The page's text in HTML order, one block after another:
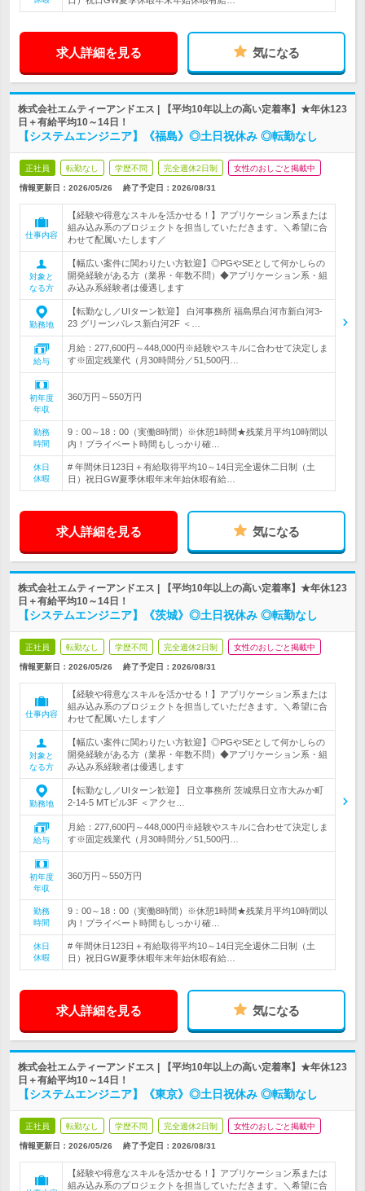
求人詳細を見る 気になる
株式会社エムティーアンドエス | 【平均10年以上の高い定着率】★年休123
日＋有給平均10～14日！
【システムエンジニア】《福島》◎土日祝休み ◎転勤なし
正社員 転勤なし 学歴不問 完全週休2日制 女性のおしごと掲載中
情報更新日：2026/05/26 終了予定日： 2026/08/31
仕事内容
【経験や得意なスキルを活かせる！】アプリケーション系または
組み込み系のプロジェクトを担当していただきます。＼希望に合
わせて配属いたします／
対象と
なる方
【幅広い案件に関わりたい方歓迎】◎PGやSEとして何かしらの
開発経験がある方（業界・年数不問）◆アプリケーション系・組
み込み系経験者は優遇します
勤務地
【転勤なし／UIターン歓迎】 白河事務所 福島県白河市新白河3-
23 グリーンパレス新白河2F ＜…
給与
月給：277,600円～448,000円※経験やスキルに合わせて決定しま
す※固定残業代（月30時間分／51,500円…
初年度
年収
360万円～550万円
勤務
時間
9：00～18：00（実働8時間）※休憩1時間★残業月平均10時間以
内！プライベート時間もしっかり確…
休日
休暇
# 年間休日123日＋有給取得平均10～14日完全週休二日制（土
日）祝日GW夏季休暇年末年始休暇有給…
求人詳細を見る 気になる
株式会社エムティーアンドエス | 【平均10年以上の高い定着率】★年休123
日＋有給平均10～14日！
【システムエンジニア】《茨城》◎土日祝休み ◎転勤なし
正社員 転勤なし 学歴不問 完全週休2日制 女性のおしごと掲載中
情報更新日：2026/05/26 終了予定日： 2026/08/31
仕事内容
【経験や得意なスキルを活かせる！】アプリケーション系または
組み込み系のプロジェクトを担当していただきます。＼希望に合
わせて配属いたします／
対象と
なる方
【幅広い案件に関わりたい方歓迎】◎PGやSEとして何かしらの
開発経験がある方（業界・年数不問）◆アプリケーション系・組
み込み系経験者は優遇します
勤務地
【転勤なし／UIターン歓迎】 日立事務所 茨城県日立市大みか町
2-14-5 MTビル3F ＜アクセ…
給与
月給：277,600円～448,000円※経験やスキルに合わせて決定しま
す※固定残業代（月30時間分／51,500円…
初年度
年収
360万円～550万円
勤務
時間
9：00～18：00（実働8時間）※休憩1時間★残業月平均10時間以
内！プライベート時間もしっかり確…
休日
休暇
# 年間休日123日＋有給取得平均10～14日完全週休二日制（土
日）祝日GW夏季休暇年末年始休暇有給…
求人詳細を見る 気になる
株式会社エムティーアンドエス | 【平均10年以上の高い定着率】★年休123
日＋有給平均10～14日！
【システムエンジニア】《東京》◎土日祝休み ◎転勤なし
正社員 転勤なし 学歴不問 完全週休2日制 女性のおしごと掲載中
情報更新日：2026/05/26 終了予定日： 2026/08/31
【経験や得意なスキルを活かせる！】アプリケーション系または
組み込み系のプロジェクトを担当していただきます。＼希望に合